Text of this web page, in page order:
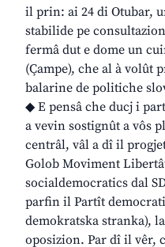
il prin: ai 24 di Otubar,
stabilide pe
fermâ dut e dome un
(Çampe), che al à volût
balarine de politiche
◆ E pensâ che ducj i
a vevin sostignût a vôs
centrâl, vâl a dî il
Golob Moviment
socialdemocratics dal
parfin il Partît
demokratska stranka),
oposizion. Par dî il vêr,